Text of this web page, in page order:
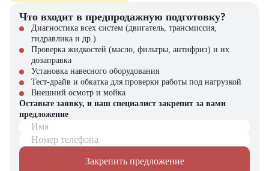
Что входит в предпродажную подготовку?
Диагностика всех систем (двигатель, трансмиссия,
гидравлика и др.)
Проверка жидкостей (масло, фильтры, антифриз) и их
дозаправка
Установка навесного оборудования
Тест-драйв и обкатка для проверки работы под нагрузкой
Внешний осмотр и мойка
Оставьте заявку, и наш специалист закрепит за вами
предложение
Имя
Номер телефона
Закрепить предложение